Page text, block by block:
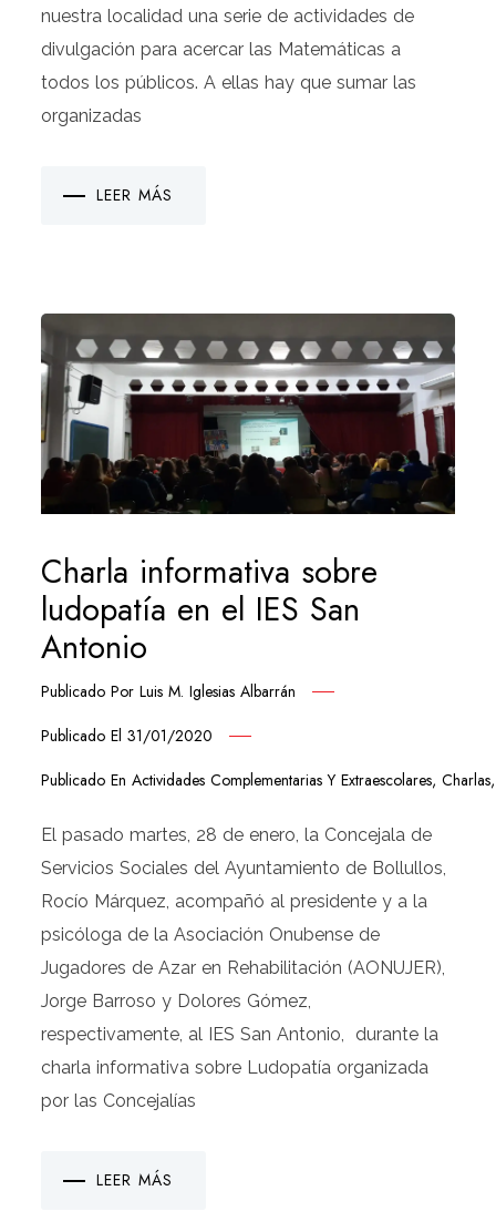
nuestra localidad una serie de actividades de
divulgación para acercar las Matemáticas a
todos los públicos. A ellas hay que sumar las
organizadas
LEER MÁS
Charla informativa sobre
ludopatía en el IES San
Antonio
Publicado PorLuis M. Iglesias Albarrán
Publicado El31/01/2020
Publicado EnActividades Complementarias Y Extraescolares,Charlas
El pasado martes, 28 de enero, la Concejala de
Servicios Sociales del Ayuntamiento de Bollullos,
Rocío Márquez, acompañó al presidente y a la
psicóloga de la Asociación Onubense de
Jugadores de Azar en Rehabilitación (AONUJER),
Jorge Barroso y Dolores Gómez,
respectivamente, al IES San Antonio, durante la
charla informativa sobre Ludopatía organizada
por las Concejalías
LEER MÁS